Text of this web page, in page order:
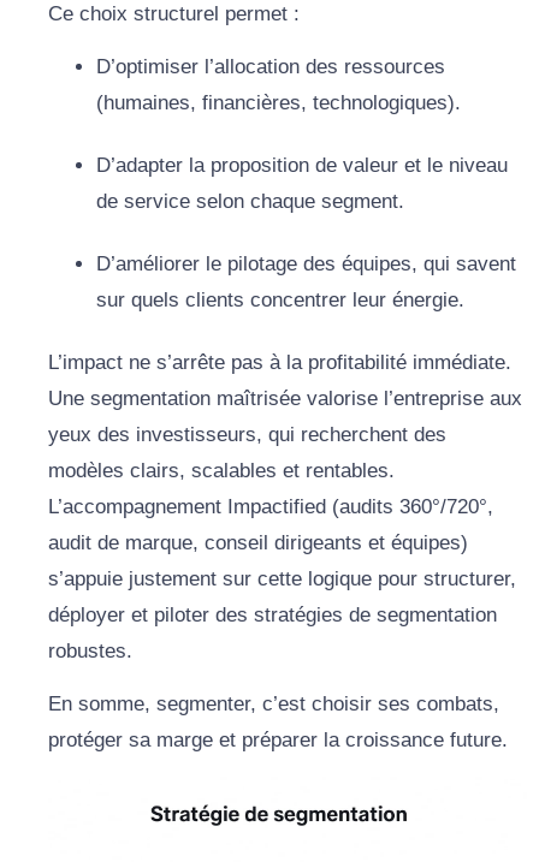
Ce choix structurel permet :
D’optimiser l’allocation des ressources
(humaines, financières, technologiques).
D’adapter la proposition de valeur et le niveau
de service selon chaque segment.
D’améliorer le pilotage des équipes, qui savent
sur quels clients concentrer leur énergie.
L’impact ne s’arrête pas à la profitabilité immédiate.
Une segmentation maîtrisée valorise l’entreprise aux
yeux des investisseurs, qui recherchent des
modèles clairs, scalables et rentables.
L’accompagnement Impactified (audits 360°/720°,
audit de marque, conseil dirigeants et équipes)
s’appuie justement sur cette logique pour structurer,
déployer et piloter des stratégies de segmentation
robustes.
En somme, segmenter, c’est choisir ses combats,
protéger sa marge et préparer la croissance future.